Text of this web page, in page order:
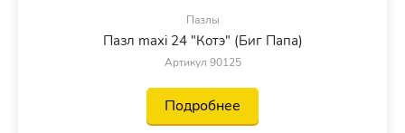
Пазлы
Пазл maxi 24 "Котэ" (Биг Папа)
Артикул 90125
Подробнее